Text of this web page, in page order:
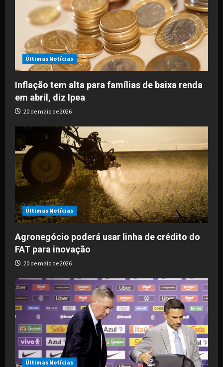
o
n
Últimas Notícias
Inflação tem alta para famílias de baixa renda
em abril, diz Ipea
20 de maio de 2026
Últimas Notícias
Agronegócio poderá usar linha de crédito do
FAT para inovação
20 de maio de 2026
Últimas Notícias